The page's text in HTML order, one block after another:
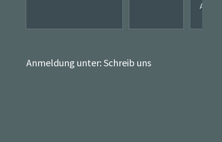
A2
Anmeldung unter: Schreib uns